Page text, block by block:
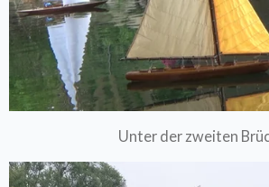
Unter der zweiten